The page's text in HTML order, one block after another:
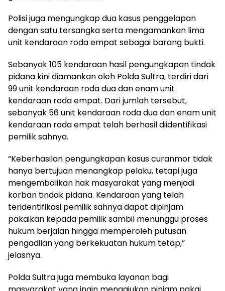
Polisi juga mengungkap dua kasus penggelapan
dengan satu tersangka serta mengamankan lima
unit kendaraan roda empat sebagai barang bukti.
Sebanyak 105 kendaraan hasil pengungkapan tindak
pidana kini diamankan oleh Polda Sultra, terdiri dari
99 unit kendaraan roda dua dan enam unit
kendaraan roda empat. Dari jumlah tersebut,
sebanyak 56 unit kendaraan roda dua dan enam unit
kendaraan roda empat telah berhasil diidentifikasi
pemilik sahnya.
“Keberhasilan pengungkapan kasus curanmor tidak
hanya bertujuan menangkap pelaku, tetapi juga
mengembalikan hak masyarakat yang menjadi
korban tindak pidana. Kendaraan yang telah
teridentifikasi pemilik sahnya dapat dipinjam
pakaikan kepada pemilik sambil menunggu proses
hukum berjalan hingga memperoleh putusan
pengadilan yang berkekuatan hukum tetap,”
jelasnya.
Polda Sultra juga membuka layanan bagi